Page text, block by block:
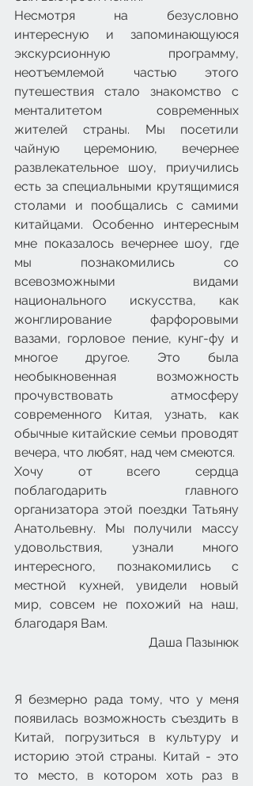
Несмотря на безусловно
интересную и запоминающуюся
экскурсионную программу,
неотъемлемой частью этого
путешествия стало знакомство с
менталитетом современных
жителей страны. Мы посетили
чайную церемонию, вечернее
развлекательное шоу, приучились
есть за специальными крутящимися
столами и пообщались с самими
китайцами. Особенно интересным
мне показалось вечернее шоу, где
мы познакомились со
всевозможными видами
национального искусства, как
жонглирование фарфоровыми
вазами, горловое пение, кунг-фу и
многое другое. Это была
необыкновенная возможность
прочувствовать атмосферу
современного Китая, узнать, как
обычные китайские семьи проводят
вечера, что любят, над чем смеются.
Хочу от всего сердца
поблагодарить главного
организатора этой поездки Татьяну
Анатольевну. Мы получили массу
удовольствия, узнали много
интересного, познакомились с
местной кухней, увидели новый
мир, совсем не похожий на наш,
благодаря Вам.
Даша Пазынюк
Я безмерно рада тому, что у меня
появилась возможность съездить в
Китай, погрузиться в культуру и
историю этой страны. Китай - это
то место, в котором хоть раз в